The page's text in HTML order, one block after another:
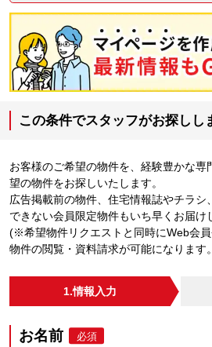
この条件でスタッフがお探しし
お客様のご希望の物件を、経験豊かな専
望の物件をお探しいたします。
広告掲載前の物件、住宅情報誌やチラシ
できない会員限定物件もいち早くお届け
(※希望物件リクエストと同時にWeb会
物件の閲覧・資料請求が可能になります
1.情報入力
お名前 必須